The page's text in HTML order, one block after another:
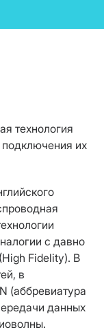
технология
их
с давно
Fidelity). В
в
(аббревиатура
данных